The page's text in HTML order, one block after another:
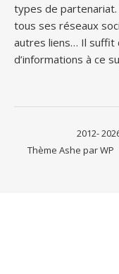
types de partenariat.
tous ses réseaux
autres liens… Il suffit
d’informations à ce
2012-
Thème Ashe parWP